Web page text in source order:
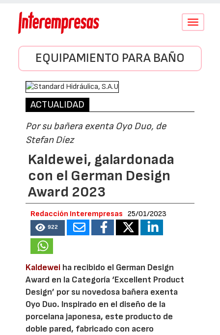
Conmutar
EQUIPAMIENTO PARA BAÑO
ACTUALIDAD
Por su bañera exenta Oyo Duo, de
Stefan Díez
Kaldewei, galardonada
con el German Design
Award 2023
Redacción Interempresas 25/01/2023
922
Kaldewei ha recibido el German Design
Award en la Categoría ‘Excellent Product
Design’ por su novedosa bañera exenta
Oyo Duo. Inspirado en el diseño de la
porcelana japonesa, este producto de
doble pared, fabricado con acero